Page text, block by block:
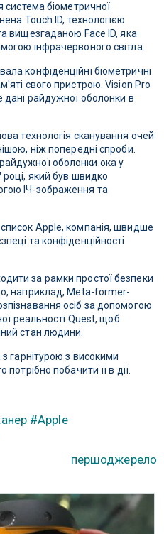
система біометричної
Touch ID, технологією
вищезгаданою Face ID, яка
інфрачервоного світла.
конфіденційні біометричні
свого пристрою. Vision Pro
дані райдужної оболонки в
технологія сканування очей
ніж попередні спроби.
оболонки ока у
який був швидко
ІЧ-зображення та
Apple, компанія, швидше
та конфіденційності
за рамки простої безпеки
наприклад, Meta-former-
осіб за допомогою
реальності Quest, щоб
стан людини.
гарнітурою з високими
побачити її в дії.
#Apple
першоджерело